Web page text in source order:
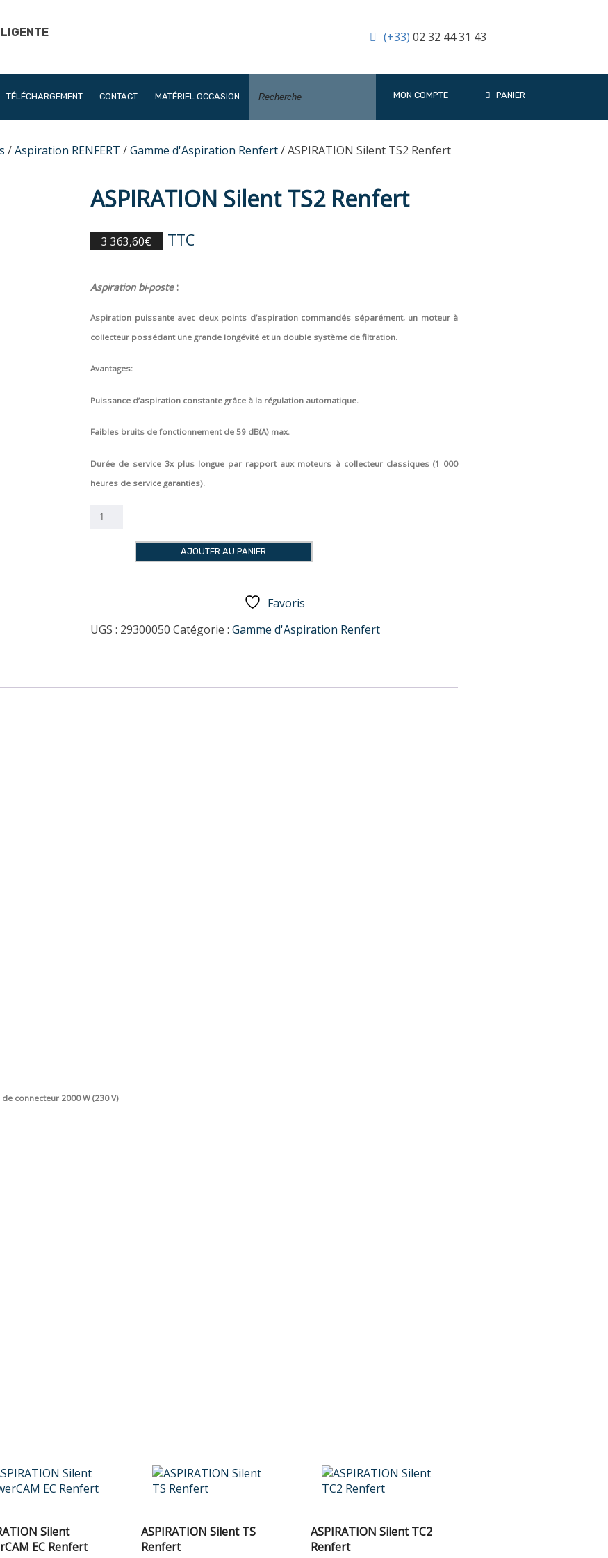
(+33) 02 32 44 31 43
TÉLÉCHARGEMENT CONTACT MATÉRIEL OCCASION MON COMPTE PANIER
/Aspiration RENFERT /Gamme d'Aspiration Renfert/ ASPIRATION Silent TS2 Renfert
ASPIRATION Silent TS2 Renfert
3 363,60€ TTC
Aspiration bi-poste:
Aspiration puissante avec deux points d’aspiration commandés séparément, un moteur à
collecteur possédant une grande longévité et un double système de filtration.
Avantages:
Puissance d’aspiration constante grâce à la régulation automatique.
Faibles bruits de fonctionnement de 59 dB(A) max.
Durée de service 3x plus longue par rapport aux moteurs à collecteur classiques (1 000
heures de service garanties).
quantité
ASPIRATION
AJOUTER AU PANIER
Favoris
UGS : 29300050 Catégorie :Gamme d'Aspiration Renfert
connecteur 2000 W (230 V)
Silent
EC Renfert
ASPIRATION Silent TS
Renfert
ASPIRATION Silent TC2
Renfert